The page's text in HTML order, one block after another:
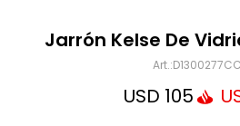
Jarrón Kelse De
USD 105